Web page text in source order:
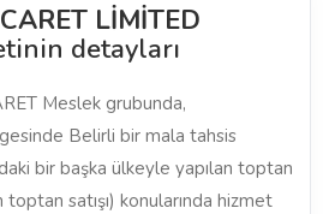
LİMİTED
detayları
Meslek grubunda,
Belirli bir mala tahsis
bir başka ülkeyle yapılan toptan
satışı) konularında hizmet